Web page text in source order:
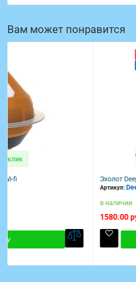
Вам может понравится
купить в один
Эхолот Deeper Smart Sonar CHIRP+ 3